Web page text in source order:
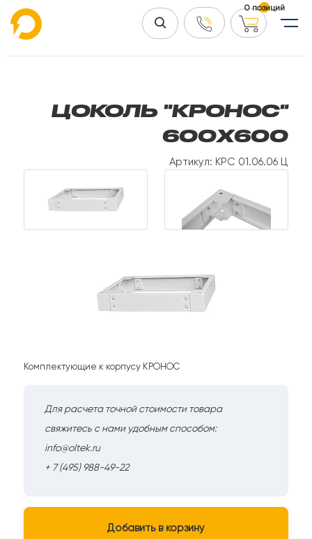
0 позиций
ЦОКОЛЬ "КРОНОС"
600Х600
Артикул: КРС 01.06.06 Ц
Комплектующие к корпусу КРОНОС
Для расчета точной стоимости товара
свяжитесь с нами удобным способом:
info@oltek.ru
+ 7 (495) 988-49-22
Добавить в корзину